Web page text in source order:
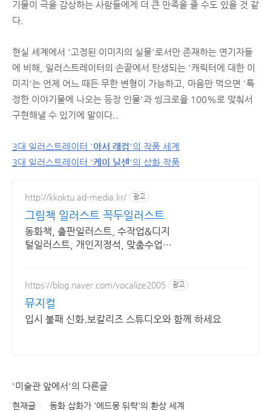
기물이 극을 감상하는 사람들에게 더 큰 만족을 줄 수도 있을 것 같
다.
현실 세계에서 '고정된 이미지의 실물'로서만 존재하는 연기자들
에 비해, 일러스트레이터의 손끝에서 탄생되는 '캐릭터에 대한 이
미지'는 언제 어느 때든 무한 변형이 가능하고, 마음만 먹으면 '특
정한 이야기물에 나오는 등장 인물'과 씽크로율 100%로 맞춰서
구현해낼 수 있기에 말이다..
3대 일러스트레이터 '아서 래컴'의 작품 세계
3대 일러스트레이터 '케이 닐센'의 삽화 작품
http://kkoktu.ad-media.kr/ 광고
그림책 일러스트 꼭두일러스트
동화책, 출판일러스트, 수작업&디지
털일러스트, 개인지정석, 맞춤수업,
https://blog.naver.com/vocalize2005 광고
뮤지컬
입시 불패 신화.보칼리즈 스튜디오와 함께 하세요
'미술관 앞에서'의 다른글
현재글 동화 삽화가 '에드몽 뒤락'의 환상 세계